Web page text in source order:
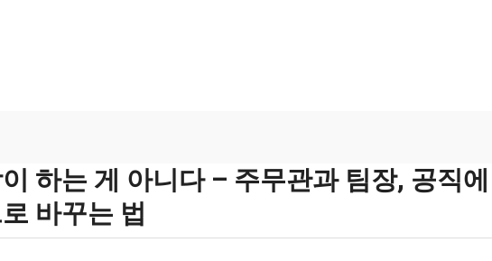
하는 게 아니다 – 주무관과 팀장, 공직에
바꾸는 법